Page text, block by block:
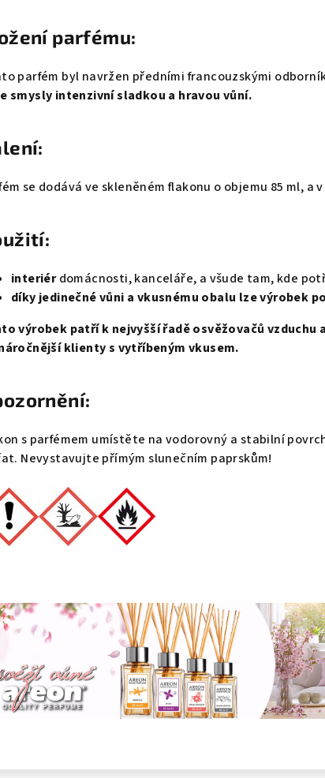
parfému:
parfém byl navržen předními francouzskými
smysly intenzivní sladkou a hravou vůní.
se dodává ve skleněném flakonu o objemu 85 ml, a
interiérdomácnosti, kanceláře, a všude tam, kde
díky jedinečné vůni a vkusnému obalu lze výrobek
výrobek patří k nejvyšší řadě osvěžovačů
klienty s vytříbeným vkusem.
s parfémem umístěte na vodorovný a stabilní
Nevystavujte přímým slunečním paprskům!